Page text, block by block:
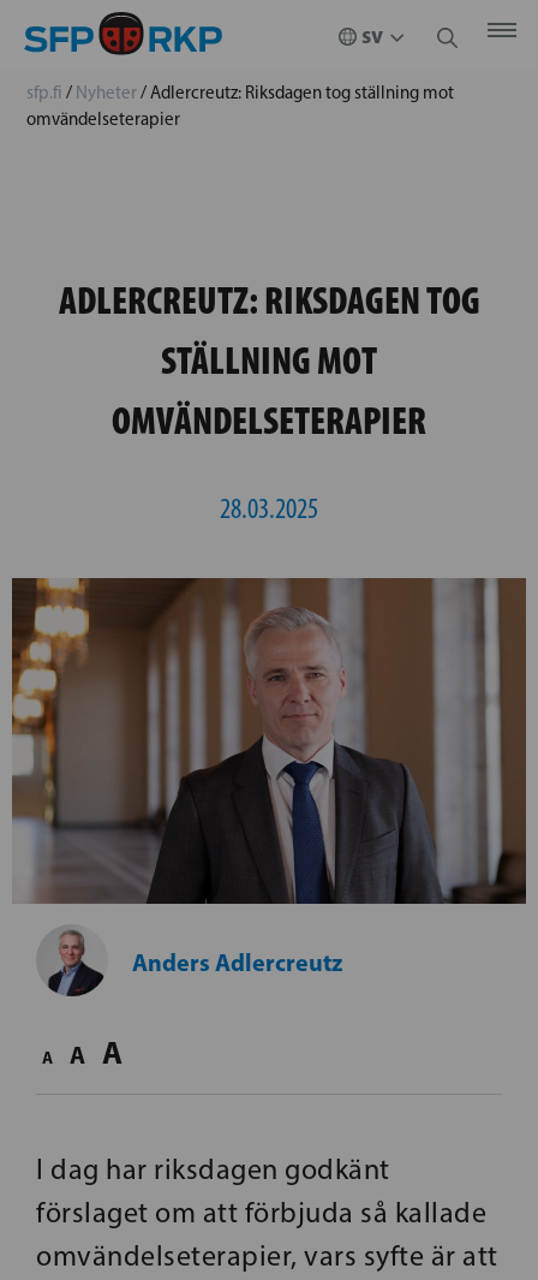
sfp.fi / Nyheter/Adlercreutz: Riksdagen tog ställning mot
omvändelseterapier
ADLERCREUTZ: RIKSDAGEN TOG
STÄLLNING MOT
OMVÄNDELSETERAPIER
28.03.2025
Anders Adlercreutz
A A A
I dag har riksdagen godkänt
förslaget om att förbjuda så kallade
omvändelseterapier, vars syfte är att